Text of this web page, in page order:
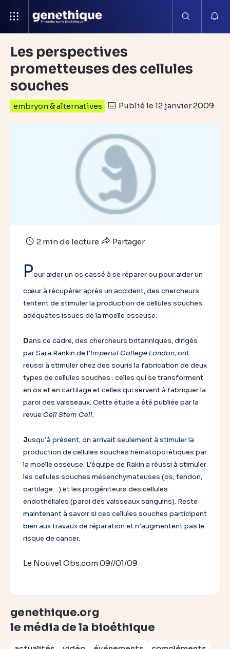
Les perspectives
prometteuses des cellules
souches
embryon & alternatives Publié le 12 janvier 2009
2 min de lecture Partager
Pour aider un os cassé à se réparer ou pour aider un
cœur à récupérer après un accident, des chercheurs
tentent de stimuler la production de cellules souches
adéquates issues de la moelle osseuse.
Dans ce cadre, des chercheurs britanniques, dirigés
par Sara Rankin de l’Imperial College London,ont
réussi à stimuler chez des souris la fabrication de deux
types de cellules souches : celles qui se transforment
en os et en cartilage et celles qui servent à fabriquer la
paroi des vaisseaux. Cette étude a été publiée par la
revue Cell Stem Cell.
Jusqu’à présent, on arrivait seulement à stimuler la
production de cellules souches hématopoïétiques par
la moelle osseuse. L’équipe de Rakin a réussi à stimuler
les cellules souches mésenchymateuses (os, tendon,
cartilage…) et les progéniteurs des cellules
endothéliales (paroi des vaisseaux sanguins). Reste
maintenant à savoir si ces cellules souches participent
bien aux travaux de réparation et n’augmentent pas le
risque de cancer.
Le Nouvel Obs.com 09//01/09
genethique.org
le média de la bioéthique